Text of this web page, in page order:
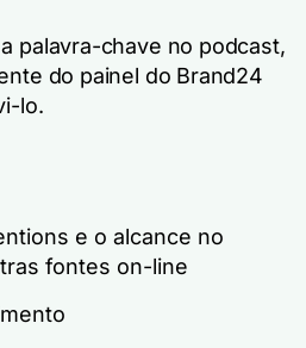
palavra-chave no podcast,
do painel do Brand24
lo.
e o alcance no
fontes on-line